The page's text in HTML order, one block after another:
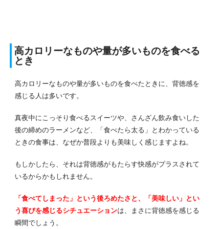
高カロリーなものや量が多いものを食べる
とき
高カロリーなものや量が多いものを食べたときに、背徳感を
感じる人は多いです。
真夜中にこっそり食べるスイーツや、さんざん飲み食いした
後の締めのラーメンなど、「食べたら太る」とわかっている
ときの食事は、なぜか普段よりも美味しく感じますよね。
もしかしたら、それは背徳感がもたらす快感がプラスされて
いるからかもしれません。
「食べてしまった」という後ろめたさと、「美味しい」とい
う喜びを感じるシチュエーションは、まさに背徳感を感じる
瞬間でしょう。